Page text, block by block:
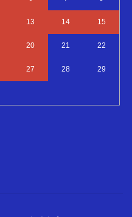
13 14 15
20 21 22
27 28 29